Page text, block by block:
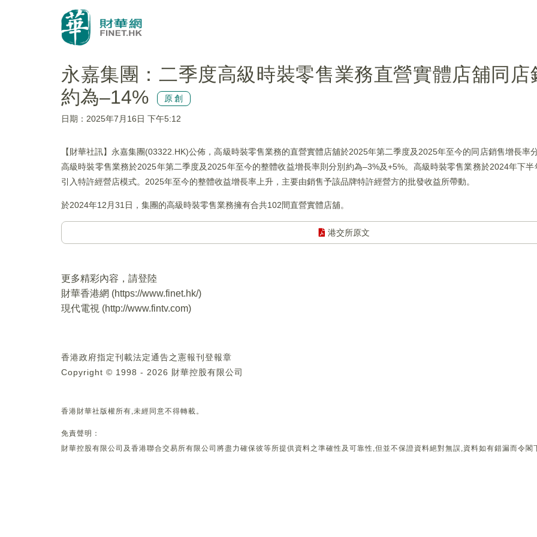
永嘉集團：二季度高級時裝零售業務直營實體店舖同店
約為–14%
原創
日期：2025年7月16日 下午5:12
【財華社訊】永嘉集團(03322.HK)公佈，高級時裝零售業務的直營實體店舖於2025年第二季度及2025年至今的同店銷售增長率
高級時裝零售業務於2025年第二季度及2025年至今的整體收益增長率則分別約為–3%及+5%。高級時裝零售業務於2024年下
引入特許經營店模式。2025年至今的整體收益增長率上升，主要由銷售予該品牌特許經營方的批發收益所帶動。
於2024年12月31日，集團的高級時裝零售業務擁有合共102間直營實體店舖。
港交所原文
更多精彩內容，請登陸
財華香港網 (https://www.finet.hk/)
現代電視 (http://www.fintv.com)
香港政府指定刊載法定通告之憲報刊登報章
Copyright © 1998 - 2026 財華控股有限公司
香港財華社版權所有,未經同意不得轉載。
免責聲明：
財華控股有限公司及香港聯合交易所有限公司將盡力確保彼等所提供資料之準確性及可靠性,但並不保證資料絕對無誤,資料如有錯漏而令閣